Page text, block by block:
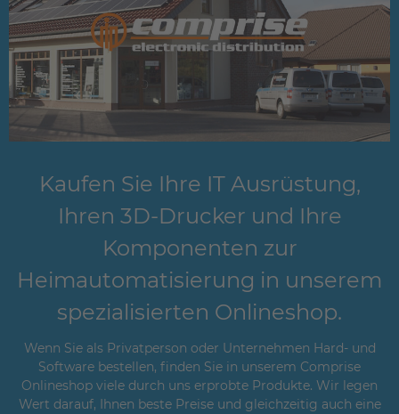
Kaufen Sie Ihre IT Ausrüstung,
Ihren 3D-Drucker und Ihre
Komponenten zur
Heimautomatisierung in unserem
spezialisierten Onlineshop.
Wenn Sie als Privatperson oder Unternehmen Hard- und
Software bestellen, finden Sie in unserem Comprise
Onlineshop viele durch uns erprobte Produkte. Wir legen
Wert darauf, Ihnen beste Preise und gleichzeitig auch eine